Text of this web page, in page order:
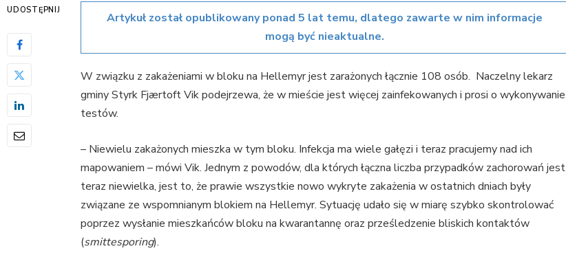
UDOSTĘPNIJ
Artykuł został opublikowany ponad 5 lat temu, dlatego zawarte w nim informacje
mogą być nieaktualne.
W związku z zakażeniami w bloku na Hellemyr jest zarażonych łącznie 108 osób. Naczelny lekarz
gminy Styrk Fjærtoft Vik podejrzewa, że ​​w mieście jest więcej zainfekowanych i prosi o wykonywanie
testów.
– Niewielu zakażonych mieszka w tym bloku. Infekcja ma wiele gałęzi i teraz pracujemy nad ich
mapowaniem – mówi Vik. Jednym z powodów, dla których łączna liczba przypadków zachorowań jest
teraz niewielka, jest to, że prawie wszystkie nowo wykryte zakażenia w ostatnich dniach były
związane ze wspomnianym blokiem na Hellemyr. Sytuację udało się w miarę szybko skontrolować
poprzez wysłanie mieszkańców bloku na kwarantannę oraz prześledzenie bliskich kontaktów
(smittesporing).